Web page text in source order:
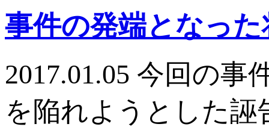
事件の発端となった
2017.01.05 今回の
を陥れようとした